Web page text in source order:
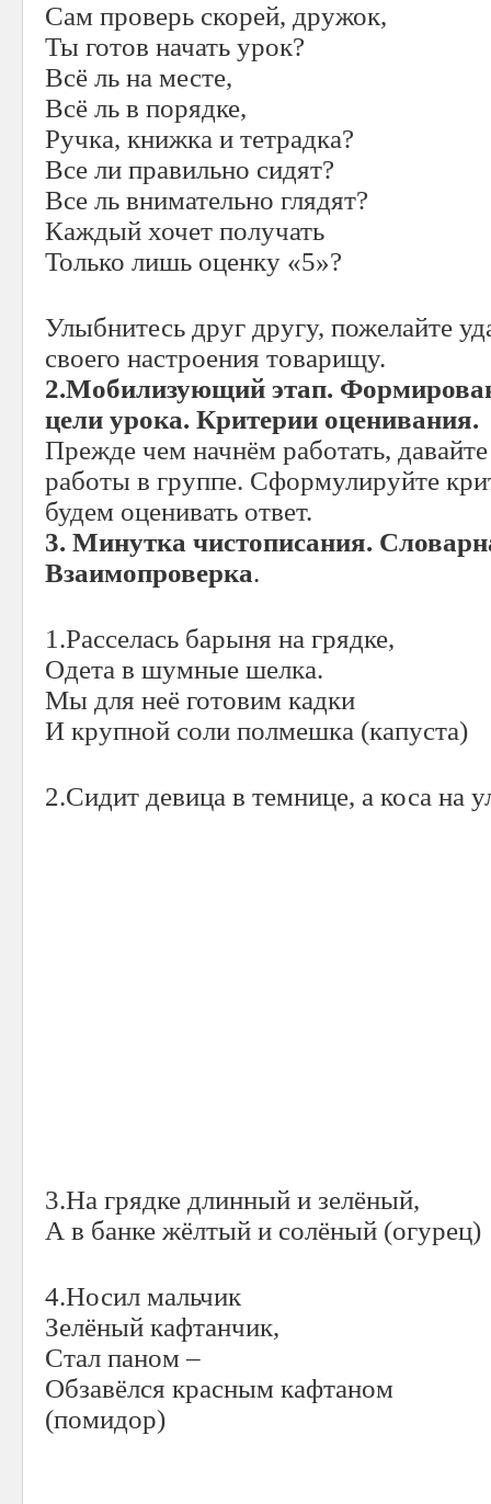
Сам проверь скорей, дружок,
Ты готов начать урок?
Всё ль на месте,
Всё ль в порядке,
Ручка, книжка и тетрадка?
Все ли правильно сидят?
Все ль внимательно глядят?
Каждый хочет получать
Только лишь оценку «5»?
Улыбнитесь друг другу, пожелайте
своего настроения товарищу.
2.Мобилизующий этап.
цели урока. Критерии оценивания.
Прежде чем начнём работать,
работы в группе. Сформулируйте
будем оценивать ответ.
3. Минутка чистописания.
Взаимопроверка.
1.Расселась барыня на грядке,
Одета в шумные шелка.
Мы для неё готовим кадки
И крупной соли полмешка (капуста)
2.Сидит девица в темнице, а коса на
3.На грядке длинный и зелёный,
А в банке жёлтый и солёный (огурец)
4.Носил мальчик
Зелёный кафтанчик,
Стал паном –
Обзавёлся красным кафтаном
(помидор)